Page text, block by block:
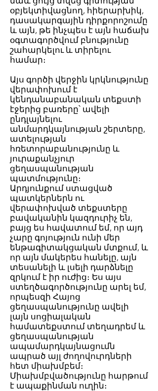
օբյեկտիվացնող, հիերարխիկ,
դասակարգային դիրքորոշումը
և այն, թե ինչպես է այն հաճախ
օգտագործվում բնությունը
շահարկելու և տիրելու
համար։
Այս գործի վերջին կրկնությունը
վերափոխում է
կենդանաբանական տեքստի
էջերից բառերը՝ ավելի
ընդլայնելու
անմարդկայնության շերտերը,
ատելության
հռետորաբանությունը և
յուրաքանչյուր
ցեղասպանության
պատմությունը։
Արդյունքում ստացված
պատկերներն ու
վերափոխված տեքստերը
բավականին կազդուրիչ են,
բայց ես հավատում եմ, որ այդ
չարը գոյություն ունի մեր
ենթագիտակցական մտքում, և
որ այն մակերես հանելը, այն
տեսանելի և լսելի դարձնելը
զրկում է իր ուժից։ Ես այս
ստեղծագործությունը արել եմ,
որպեսզի Հայոց
ցեղասպանությունը ավելի
լայն սոցիալական
համատեքստում տեղադրեմ և
ցեղասպանության
ապամարդկայնացումն
ապրած այլ ժողովուրդների
հետ միախմբեմ։
Միախմբվածությունը հարթում
է ապաքինման ուղին։